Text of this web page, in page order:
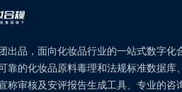
出品，面向化妆品行业的一站式数字化
靠的化妆品原料毒理和法规标准数据库、
称审核及安评报告生成工具、专业的咨